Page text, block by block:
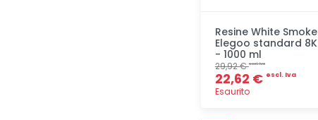
Resine White Smoke
Elegoo standard 8K
- 1000 ml
29,92 €escl. Iva
22,62 € escl. Iva
Esaurito